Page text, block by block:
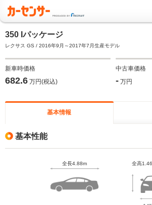
350 Iパッケージ
レクサス GS / 2016年9月～2017年7月生産モデル
新車時価格
682.6 万円(税込)
中古車価格
- 万円
基本情報
基本性能
全長4.88m 全高